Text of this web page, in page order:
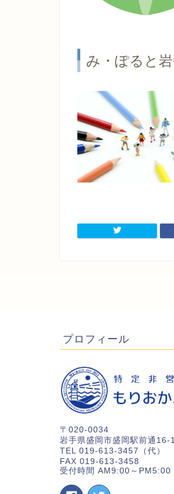
み・ぽると
プロフィール
〒020-0034
岩手県盛岡市盛岡駅前通16-
TEL 019-613-3457（代）
FAX 019-613-3458
受付時間 AM9:00～PM5:00